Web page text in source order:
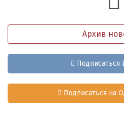
Архив
Подписаться
Подписаться на